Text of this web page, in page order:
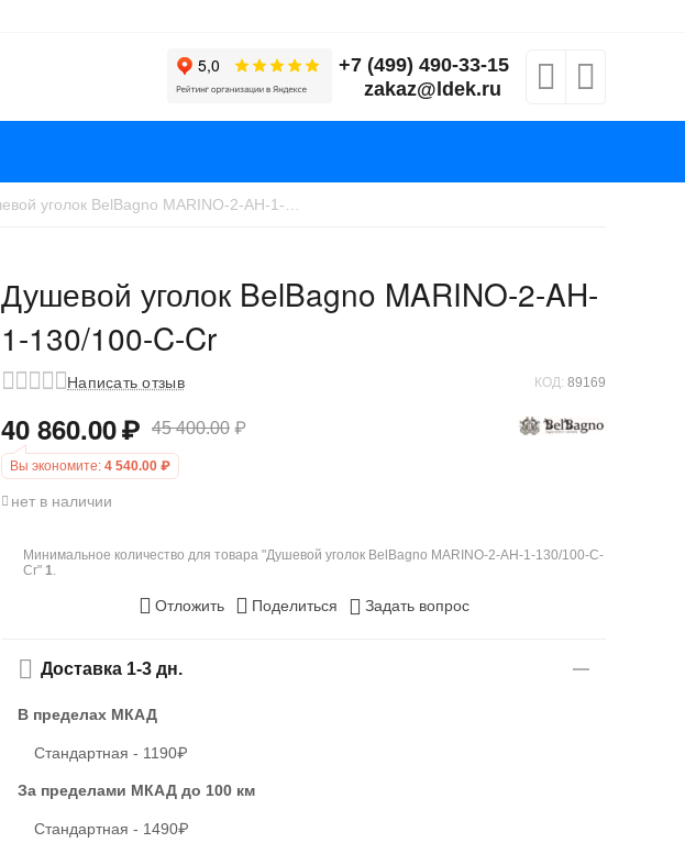
+7 (499) 490-33-15
zakaz@ldek.ru
Душевой уголок BelBagno MARINO-2-AH-
1-130/100-C-Cr
Написать отзыв КОД: 89169
40 860.00₽ 45 400.00 ₽
Вы экономите: 4 540.00 ₽
нет в наличии
Минимальное количество для товара "Душевой уголок BelBagno MARINO-2-AH-1-130/100-C-
Cr" 1.
Отложить Поделиться Задать вопрос
Доставка 1-3 дн.
В пределах МКАД
Стандартная - 1190₽
За пределами МКАД до 100 км
Стандартная - 1490₽